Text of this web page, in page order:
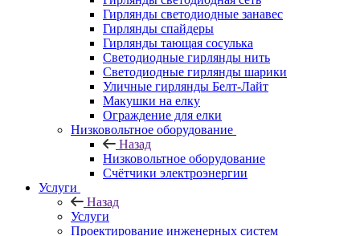
Гирлянды светодиодные занавес
Гирлянды спайдеры
Гирлянды тающая сосулька
Светодиодные гирлянды нить
Светодиодные гирлянды шарики
Уличные гирлянды Белт-Лайт
Макушки на елку
Ограждение для елки
Низковольтное оборудование
Назад
Низковольтное оборудование
Счётчики электроэнергии
Услуги
Назад
Услуги
Проектирование инженерных систем